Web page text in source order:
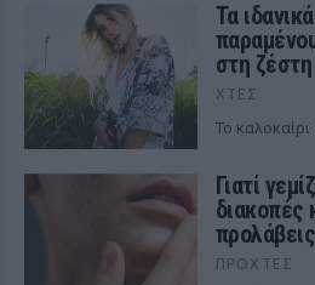
Τα
στη ζέστη
ΧΤΕΣ
To καλοκαίρι
Γιατί
διακοπές
προλάβεις
ΠΡΟΧΤΈΣ